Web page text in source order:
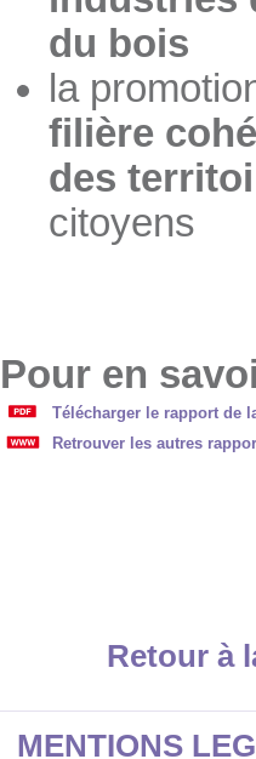
du bois
la
filière
des
citoyens
Pour en
Télécharger le rapport de
Retrouver les autres
Retour à
MENTIONS